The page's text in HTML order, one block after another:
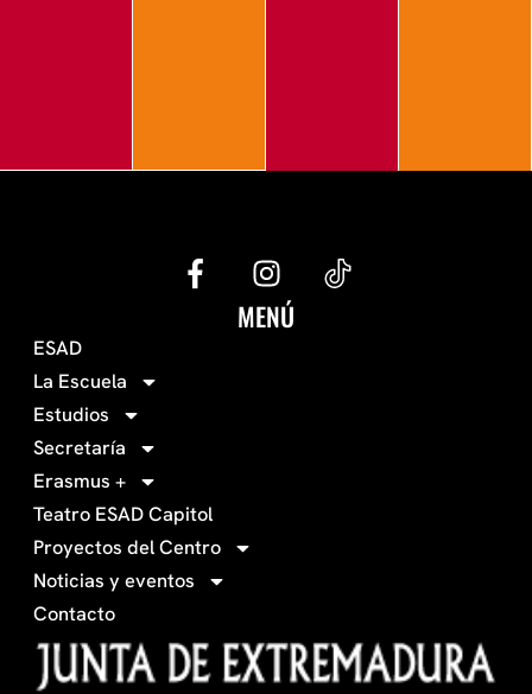
G
e
f
a
c
b
o
I
n
s
MENÚ
ESAD
La Escuela
Estudios
Secretaría
Erasmus +
Teatro ESAD Capitol
Proyectos del Centro
Noticias y eventos
Contacto